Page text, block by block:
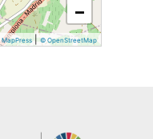
−
MapPress|© OpenStreetMap